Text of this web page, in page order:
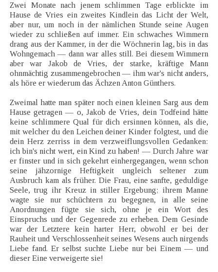
Zwei Monate nach jenem schlimmen Tage erblickte im
Hause de Vries ein zweites Kindlein das Licht der Welt,
aber nur, um noch in der nämlichen Stunde seine Augen
wieder zu schließen auf immer. Ein schwaches Wimmern
drang aus der Kammer, in der die Wöchnerin lag, bis in das
Wohngemach — dann war alles still. Bei diesem Wimmern
aber war Jakob de Vries, der starke, kräftige Mann
ohnmächtig zusammengebrochen — ihm war's nicht anders,
als höre er wiederum das Ächzen Anton Günthers.
Zweimal hatte man später noch einen kleinen Sarg aus dem
Hause getragen — o, Jakob de Vries, dein Todfeind hätte
keine schlimmere Qual für dich ersinnen können, als die,
mit welcher du den Leichen deiner Kinder folgtest, und die
dein Herz zerriss in dem verzweiflungsvollen Gedanken:
ich bin's nicht wert, ein Kind zu haben! — Durch Jahre war
er finster und in sich gekehrt einhergegangen, wenn schon
seine jähzornige Heftigkeit ungleich seltener zum
Ausbruch kam als früher. Die Frau, eine sanfte, geduldige
Seele, trug ihr Kreuz in stiller Ergebung; ihrem Manne
wagte sie nur schüchtern zu begegnen, in alle seine
Anordnungen fügte sie sich, ohne je ein Wort des
Einspruchs und der Gegenrede zu erheben. Dem Gesinde
war der Letztere kein harter Herr, obwohl er bei der
Rauheit und Verschlossenheit seines Wesens auch nirgends
Liebe fand. Er selbst suchte Liebe nur bei Einem — und
dieser Eine verweigerte sie!